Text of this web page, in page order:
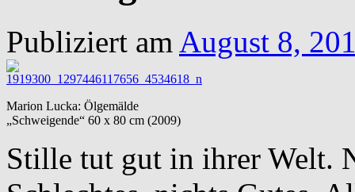
Publiziert am August 8,
Marion Lucka: Ölgemälde
„Schweigende“ 60 x 80 cm (2009)
Stille tut gut in ihrer Welt.